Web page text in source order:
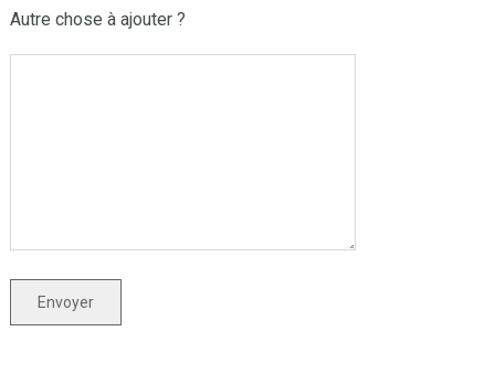
Autre chose à ajouter ?